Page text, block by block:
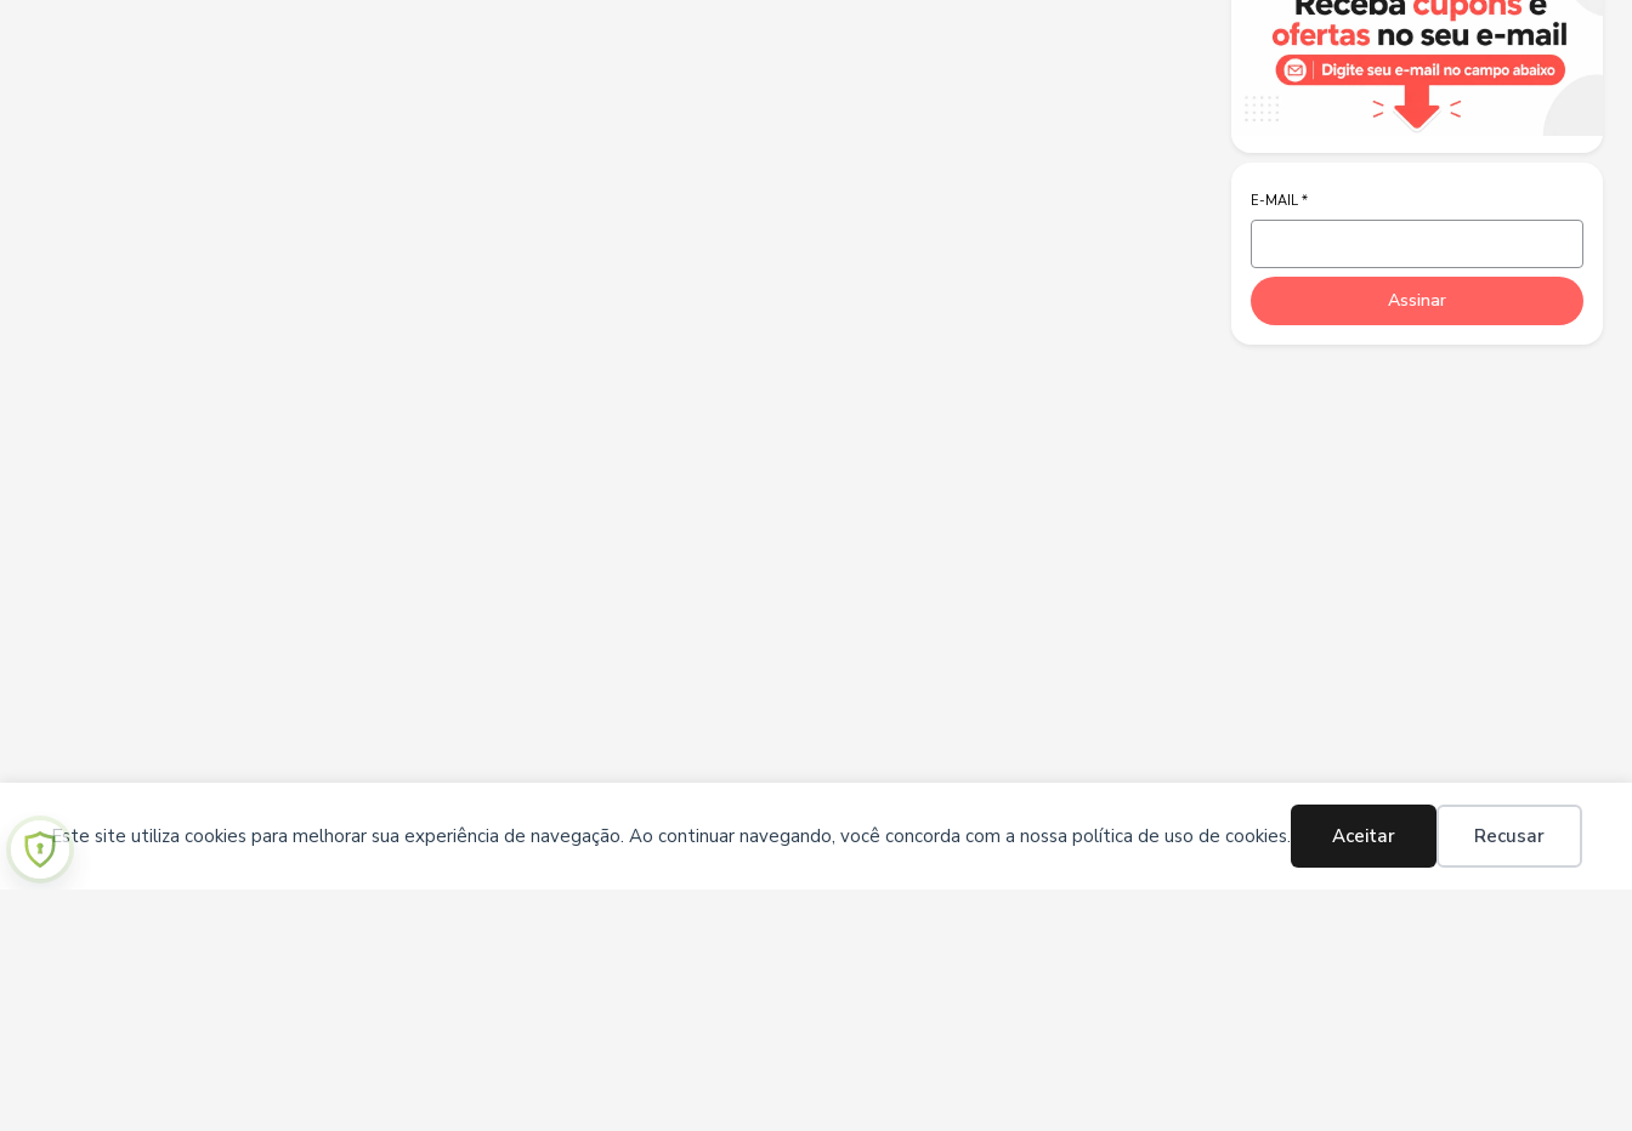
E-MAIL *
Assinar
Este site utiliza cookies para melhorar sua experiência de navegação. Ao continuar navegando, você concorda com a nossa política de uso de cookies. Aceitar Recusar